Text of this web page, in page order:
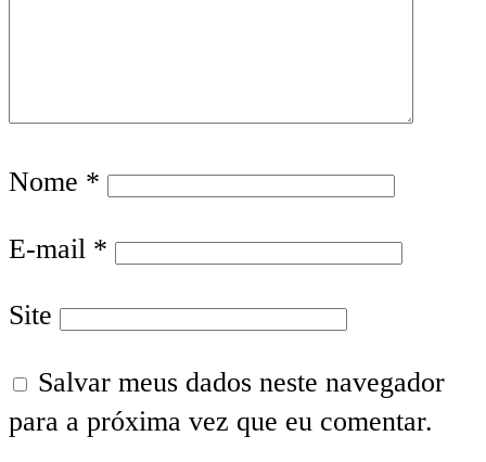
Nome *
E-mail *
Site
Salvar meus dados neste navegador
para a próxima vez que eu comentar.